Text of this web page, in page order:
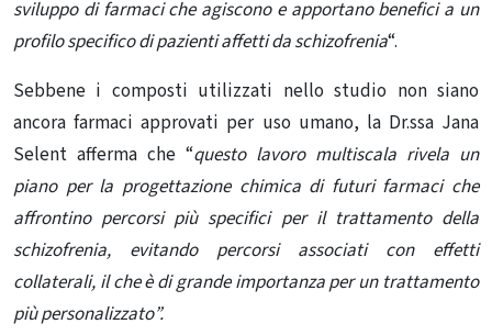
sviluppo di farmaci che agiscono e apportano benefici a un
profilo specifico di pazienti affetti da schizofrenia“.
Sebbene i composti utilizzati nello studio non siano
ancora farmaci approvati per uso umano, la Dr.ssa Jana
Selent afferma che “questo lavoro multiscala rivela un
piano per la progettazione chimica di futuri farmaci che
affrontino percorsi più specifici per il trattamento della
schizofrenia, evitando percorsi associati con effetti
collaterali, il che è di grande importanza per un trattamento
più personalizzato”.